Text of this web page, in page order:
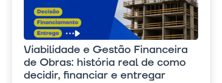
Viabilidade e Gestão Financeira
de Obras: história real de como
decidir, financiar e entregar